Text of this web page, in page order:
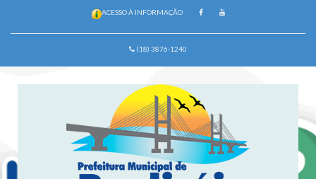
ACESSO À INFORMAÇÃO
(18) 3876-1240